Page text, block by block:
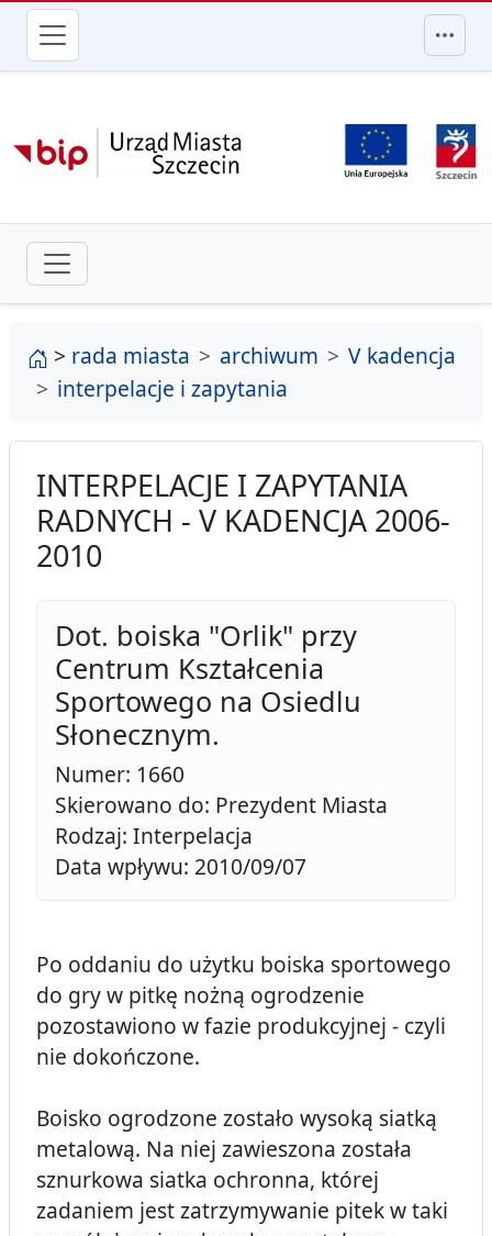
przejdź do głównego menu
strona główna
> rada miasta archiwum
V kadencja
interpelacje i zapytania
INTERPELACJE I ZAPYTANIA
RADNYCH - V KADENCJA 2006-
2010
Dot. boiska "Orlik" przy
Centrum Kształcenia
Sportowego na Osiedlu
Słonecznym.
Numer: 1660
Skierowano do: Prezydent Miasta
Rodzaj: Interpelacja
Data wpływu: 2010/09/07
Po oddaniu do użytku boiska sportowego
do gry w pitkę nożną ogrodzenie
pozostawiono w fazie produkcyjnej - czyli
nie dokończone.
Boisko ogrodzone zostało wysoką siatką
metalową. Na niej zawieszona została
sznurkowa siatka ochronna, której
zadaniem jest zatrzymywanie pitek w taki